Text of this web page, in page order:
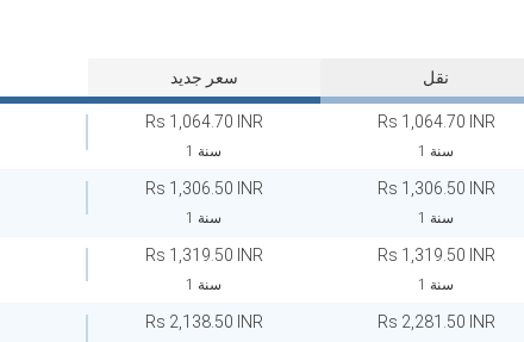
سعر جديد نقل
Rs 1,064.70 INR
1 سنة
Rs 1,064.70 INR
1 سنة
Rs 1,306.50 INR
1 سنة
Rs 1,306.50 INR
1 سنة
Rs 1,319.50 INR
1 سنة
Rs 1,319.50 INR
1 سنة
Rs 2,138.50 INR Rs 2,281.50 INR